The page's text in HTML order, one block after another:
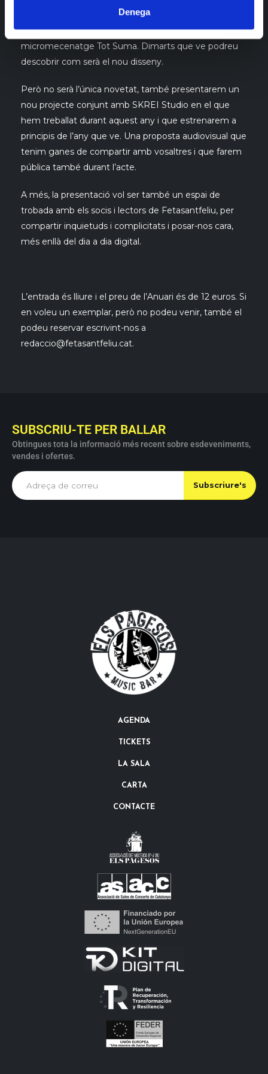
Denega
que s’ha finançat en part amb les aportacions que van
fer els lectors a través de la plataforma de
micromecenatge Tot Suma. Dimarts que ve podreu
descobrir com serà el nou disseny.
Però no serà l’única novetat, també presentarem un
nou projecte conjunt amb SKREI Studio en el que
hem treballat durant aquest any i que estrenarem a
principis de l’any que ve. Una proposta audiovisual que
tenim ganes de compartir amb vosaltres i que farem
pública també durant l’acte.
A més, la presentació vol ser també un espai de
trobada amb els socis i lectors de Fetasantfeliu, per
compartir inquietuds i complicitats i posar-nos cara,
més enllà del dia a dia digital.
L’entrada és lliure i el preu de l’Anuari és de 12 euros. Si
en voleu un exemplar, però no podeu venir, també el
podeu reservar escrivint-nos a
redaccio@fetasantfeliu.cat.
SUBSCRIU-TE PER BALLAR
Obtingues tota la informació més recent sobre esdeveniments,
vendes i ofertes.
AGENDA
TICKETS
LA SALA
CARTA
CONTACTE